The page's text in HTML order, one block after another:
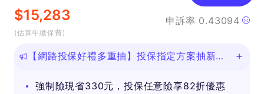
$15,283
(估算年繳保費)
申訴率 0.43094
【網路投保好禮多重抽】投保指定方案抽新款
強制險現省330元，投保任意險享82折優惠